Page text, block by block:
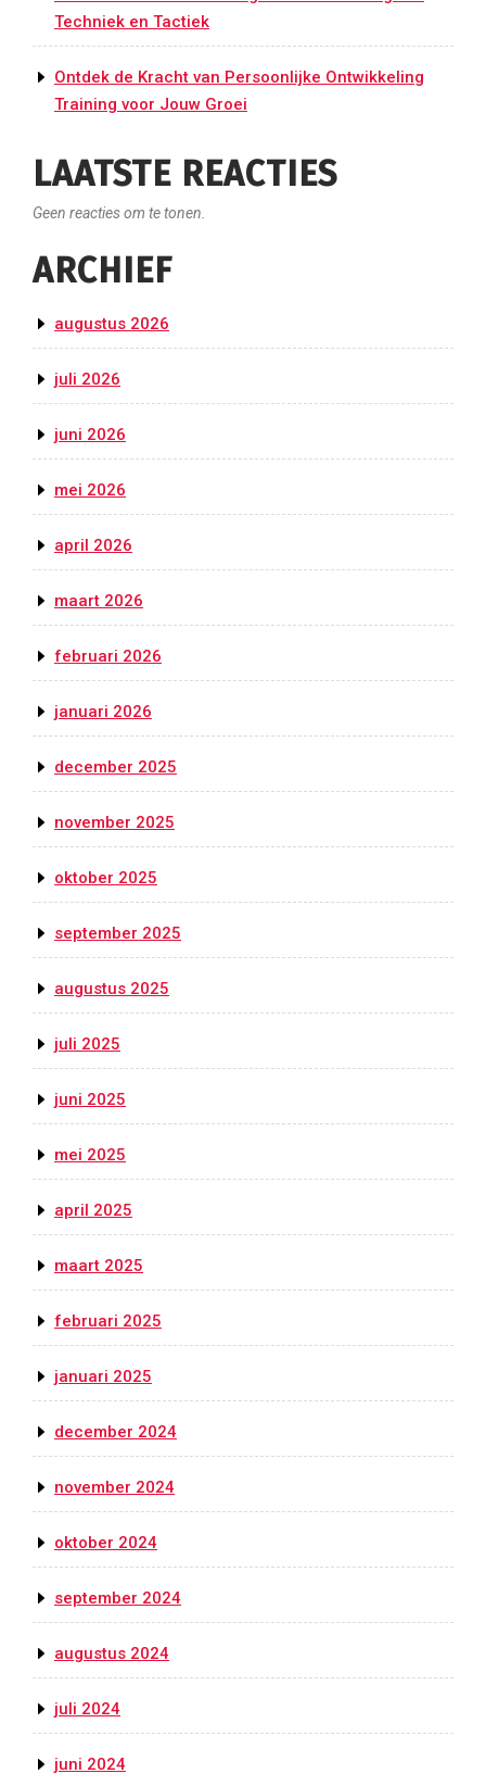
Techniek en Tactiek
Ontdek de Kracht van Persoonlijke Ontwikkeling
Training voor Jouw Groei
LAATSTE REACTIES
Geen reacties om te tonen.
ARCHIEF
augustus 2026
juli 2026
juni 2026
mei 2026
april 2026
maart 2026
februari 2026
januari 2026
december 2025
november 2025
oktober 2025
september 2025
augustus 2025
juli 2025
juni 2025
mei 2025
april 2025
maart 2025
februari 2025
januari 2025
december 2024
november 2024
oktober 2024
september 2024
augustus 2024
juli 2024
juni 2024